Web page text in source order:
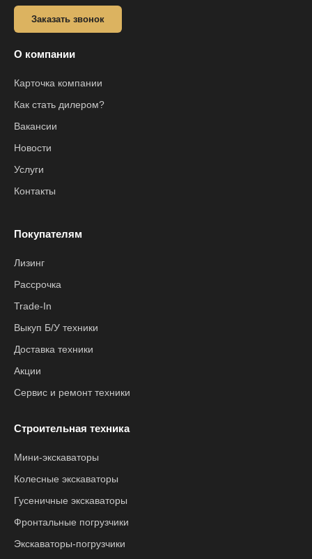
Заказать звонок
О компании
Карточка компании
Как стать дилером?
Вакансии
Новости
Услуги
Контакты
Покупателям
Лизинг
Рассрочка
Trade-In
Выкуп Б/У техники
Доставка техники
Акции
Сервис и ремонт техники
Строительная техника
Мини-экскаваторы
Колесные экскаваторы
Гусеничные экскаваторы
Фронтальные погрузчики
Экскаваторы-погрузчики